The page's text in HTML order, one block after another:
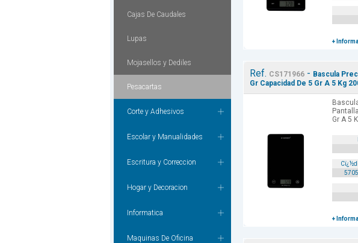
Cajas De Caudales
Lupas
Mojasellos y Dediles
Pesacartas
Corte y Adhesivos
Escolar y Manualidades
Escritura y Correccion
Hogar y Decoracion
Informatica
Maquinas De Oficina
+
Ref. CS171966 - Bascula
Gr Capacidad De 5 Gr A 5 Kg
Gr A 5
+